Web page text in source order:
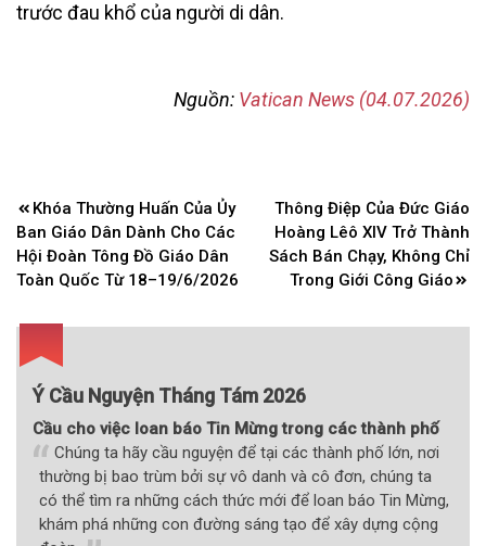
trước đau khổ của người di dân.
Nguồn: Vatican News (04.07.2026)
Điều
hướng
bài
viết
Khóa Thường Huấn Của Ủy
Ban Giáo Dân Dành Cho Các
Hội Đoàn Tông Đồ Giáo Dân
Toàn Quốc Từ 18–19/6/2026
Thông Điệp Của Đức Giáo
Hoàng Lêô XIV Trở Thành
Sách Bán Chạy, Không Chỉ
Trong Giới Công Giáo
Ý Cầu Nguyện Tháng Tám 2026
Cầu cho việc loan báo Tin Mừng trong các thành phố
Chúng ta hãy cầu nguyện để tại các thành phố lớn, nơi
thường bị bao trùm bởi sự vô danh và cô đơn, chúng ta
có thể tìm ra những cách thức mới để loan báo Tin Mừng,
khám phá những con đường sáng tạo để xây dựng cộng